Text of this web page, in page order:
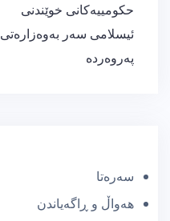
حکومییەکانی خوێندنی
ئیسلامی سەر بەوەزارەتی
پەروەردە
سەرەتا
هەواڵ و ڕاگەیاندن